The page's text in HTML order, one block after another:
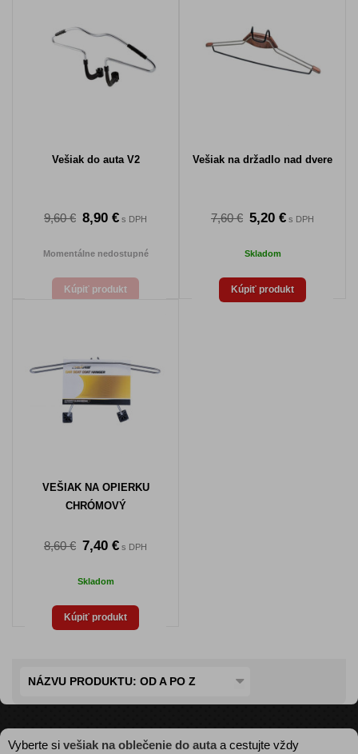
Vešiak do auta V2
9,60 € 8,90 € s DPH
Momentálne nedostupné
Kúpiť produkt
Vešiak na držadlo nad dvere
7,60 € 5,20 € s DPH
Skladom
Kúpiť produkt
VEŠIAK NA OPIERKU
CHRÓMOVÝ
8,60 € 7,40 € s DPH
Skladom
Kúpiť produkt
NÁZVU PRODUKTU: OD A PO Z
Vyberte si vešiak na oblečenie do auta a cestujte vždy